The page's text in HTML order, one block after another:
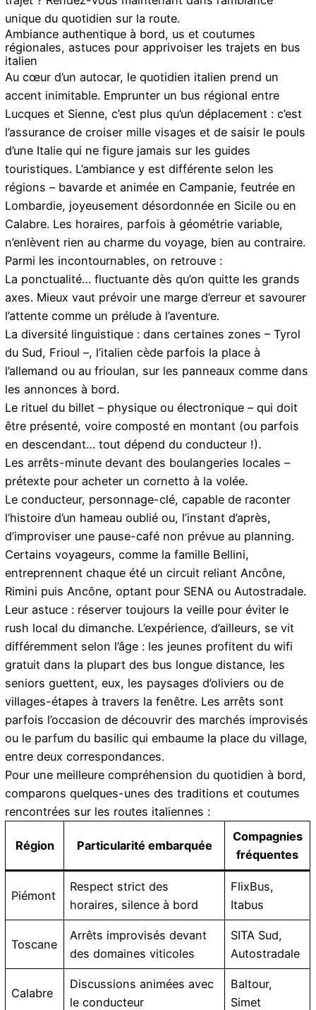
unique du quotidien sur la route.
Ambiance authentique à bord, us et coutumes
régionales, astuces pour apprivoiser les trajets en bus
italien
Au cœur d’un autocar, le quotidien italien prend un
accent inimitable. Emprunter un bus régional entre
Lucques et Sienne, c’est plus qu’un déplacement : c’est
l’assurance de croiser mille visages et de saisir le pouls
d’une Italie qui ne figure jamais sur les guides
touristiques. L’ambiance y est différente selon les
régions – bavarde et animée en Campanie, feutrée en
Lombardie, joyeusement désordonnée en Sicile ou en
Calabre. Les horaires, parfois à géométrie variable,
n’enlèvent rien au charme du voyage, bien au contraire.
Parmi les incontournables, on retrouve :
La ponctualité… fluctuante dès qu’on quitte les grands
axes. Mieux vaut prévoir une marge d’erreur et savourer
l’attente comme un prélude à l’aventure.
La diversité linguistique : dans certaines zones – Tyrol
du Sud, Frioul –, l’italien cède parfois la place à
l’allemand ou au frioulan, sur les panneaux comme dans
les annonces à bord.
Le rituel du billet – physique ou électronique – qui doit
être présenté, voire composté en montant (ou parfois
en descendant… tout dépend du conducteur !).
Les arrêts-minute devant des boulangeries locales –
prétexte pour acheter un cornetto à la volée.
Le conducteur, personnage-clé, capable de raconter
l’histoire d’un hameau oublié ou, l’instant d’après,
d’improviser une pause-café non prévue au planning.
Certains voyageurs, comme la famille Bellini,
entreprennent chaque été un circuit reliant Ancône,
Rimini puis Ancône, optant pour SENA ou Autostradale.
Leur astuce : réserver toujours la veille pour éviter le
rush local du dimanche. L’expérience, d’ailleurs, se vit
différemment selon l’âge : les jeunes profitent du wifi
gratuit dans la plupart des bus longue distance, les
seniors guettent, eux, les paysages d’oliviers ou de
villages-étapes à travers la fenêtre. Les arrêts sont
parfois l’occasion de découvrir des marchés improvisés
ou le parfum du basilic qui embaume la place du village,
entre deux correspondances.
Pour une meilleure compréhension du quotidien à bord,
comparons quelques-unes des traditions et coutumes
rencontrées sur les routes italiennes :
Région Particularité embarquée
Compagnies
fréquentes
Piémont
Respect strict des
horaires, silence à bord
FlixBus,
Itabus
Toscane
Arrêts improvisés devant
des domaines viticoles
SITA Sud,
Autostradale
Calabre
Discussions animées avec
le conducteur
Baltour,
Simet